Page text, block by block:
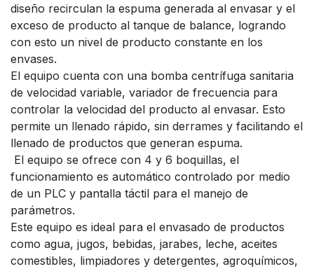
diseño recirculan la espuma generada al envasar y el
exceso de producto al tanque de balance, logrando
con esto un nivel de producto constante en los
envases.
El equipo cuenta con una bomba centrífuga sanitaria
de velocidad variable, variador de frecuencia para
controlar la velocidad del producto al envasar. Esto
permite un llenado rápido, sin derrames y facilitando el
llenado de productos que generan espuma.
El equipo se ofrece con 4 y 6 boquillas, el
funcionamiento es automático controlado por medio
de un PLC y pantalla táctil para el manejo de
parámetros.
Este equipo es ideal para el envasado de productos
como agua, jugos, bebidas, jarabes, leche, aceites
comestibles, limpiadores y detergentes, agroquímicos,